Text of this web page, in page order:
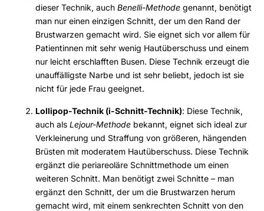
dieser Technik, auch Benelli-Methode genannt, benötigt
man nur einen einzigen Schnitt, der um den Rand der
Brustwarzen gemacht wird. Sie eignet sich vor allem für
Patientinnen mit sehr wenig Hautüberschuss und einem
nur leicht erschlafften Busen. Diese Technik erzeugt die
unauffälligste Narbe und ist sehr beliebt, jedoch ist sie
nicht für jede Frau geeignet.
Lollipop-Technik (i-Schnitt-Technik): Diese Technik,
auch als Lejour-Methode bekannt, eignet sich ideal zur
Verkleinerung und Straffung von größeren, hängenden
Brüsten mit moderatem Hautüberschuss. Diese Technik
ergänzt die periareoläre Schnittmethode um einen
weiteren Schnitt. Man benötigt zwei Schnitte – man
ergänzt den Schnitt, der um die Brustwarzen herum
gemacht wird, mit einem senkrechten Schnitt von den